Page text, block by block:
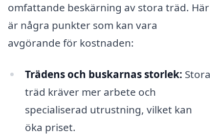
omfattande beskärning av stora träd. Här
är några punkter som kan vara
avgörande för kostnaden:
Trädens och buskarnas storlek: Stora
träd kräver mer arbete och
specialiserad utrustning, vilket kan
öka priset.